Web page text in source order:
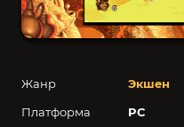
Жанр
Экшен
Платформа
PC